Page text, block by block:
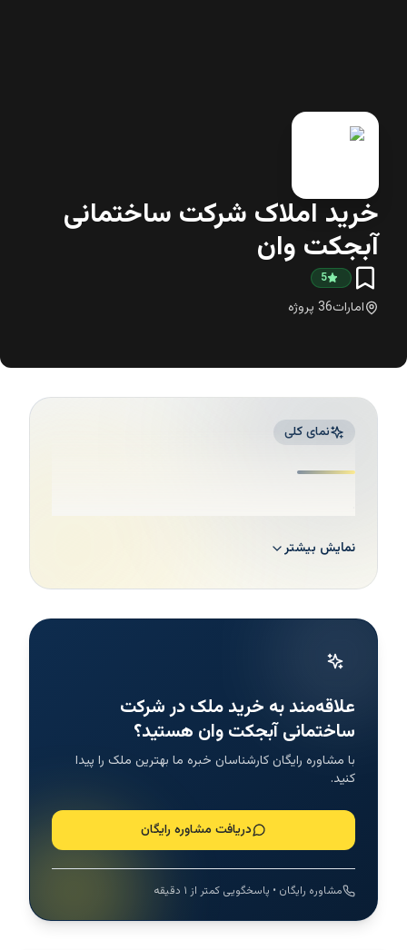
خرید املاک شرکت ساختمانی
آبجکت وان
5
امارات36 پروژه
نمای کلی
نمایش بیشتر
علاقه‌مند به خرید ملک در شرکت
ساختمانی آبجکت وان هستید؟
با مشاوره رایگان کارشناسان خبره ما بهترین ملک را پیدا
کنید.
دریافت مشاوره رایگان
مشاوره رایگان • پاسخگویی کمتر از ۱ دقیقه